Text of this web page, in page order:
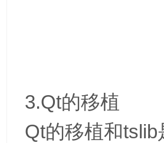
3.Qt的移植
Qt的移植和